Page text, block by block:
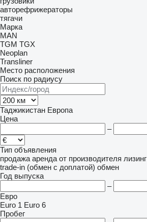
авторефрижераторы
тягачи
Марка
MAN
TGM TGX
Neoplan
Transliner
Место расположения
Поиск по радиусу
Таджикистан Европа
Цена
–
Тип объявления
продажа аренда от производителя лизинг
trade-in (обмен с доплатой) обмен
Год выпуска
–
Евро
Euro 1 Euro 6
Пробег